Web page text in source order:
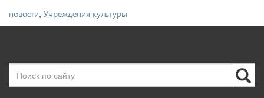
новости, Учреждения культуры